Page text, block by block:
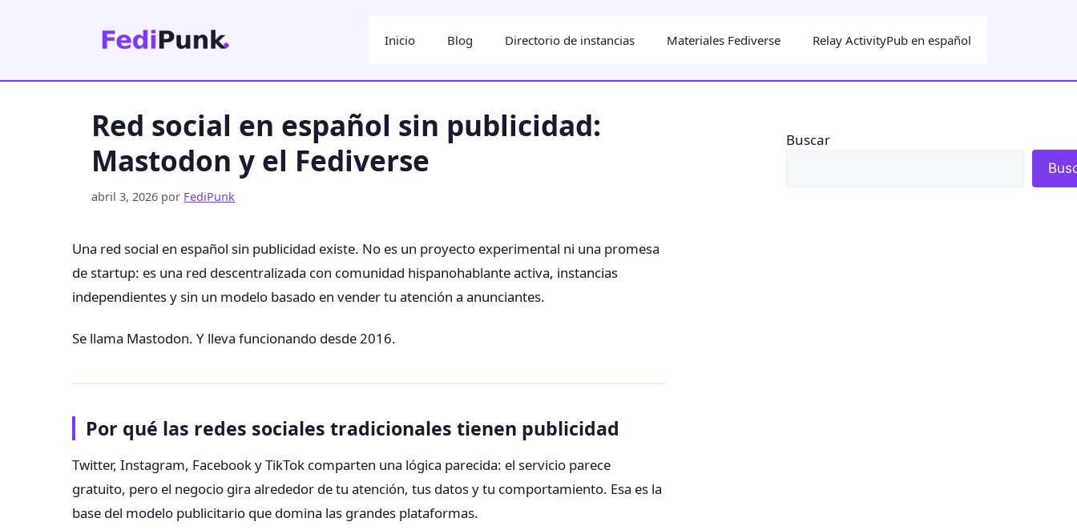
Inicio Blog Directorio de instancias Materiales Fediverse Relay ActivityPub en español
Red social en español sin publicidad:
Mastodon y el Fediverse
abril 3, 2026 por FediPunk
Una red social en español sin publicidad existe. No es un proyecto experimental ni una promesa
de startup: es una red descentralizada con comunidad hispanohablante activa, instancias
independientes y sin un modelo basado en vender tu atención a anunciantes.
Se llama Mastodon. Y lleva funcionando desde 2016.
Por qué las redes sociales tradicionales tienen publicidad
Twitter, Instagram, Facebook y TikTok comparten una lógica parecida: el servicio parece
gratuito, pero el negocio gira alrededor de tu atención, tus datos y tu comportamiento. Esa es la
base del modelo publicitario que domina las grandes plataformas.
Buscar